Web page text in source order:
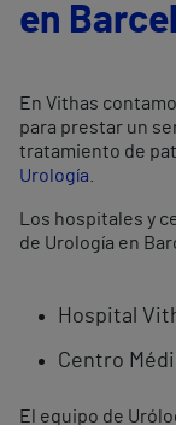
en
En Vithas
para prestar un
tratamiento de
Urología
Los hospitales y
de Urología en
Hospital
Centro
El equipo de